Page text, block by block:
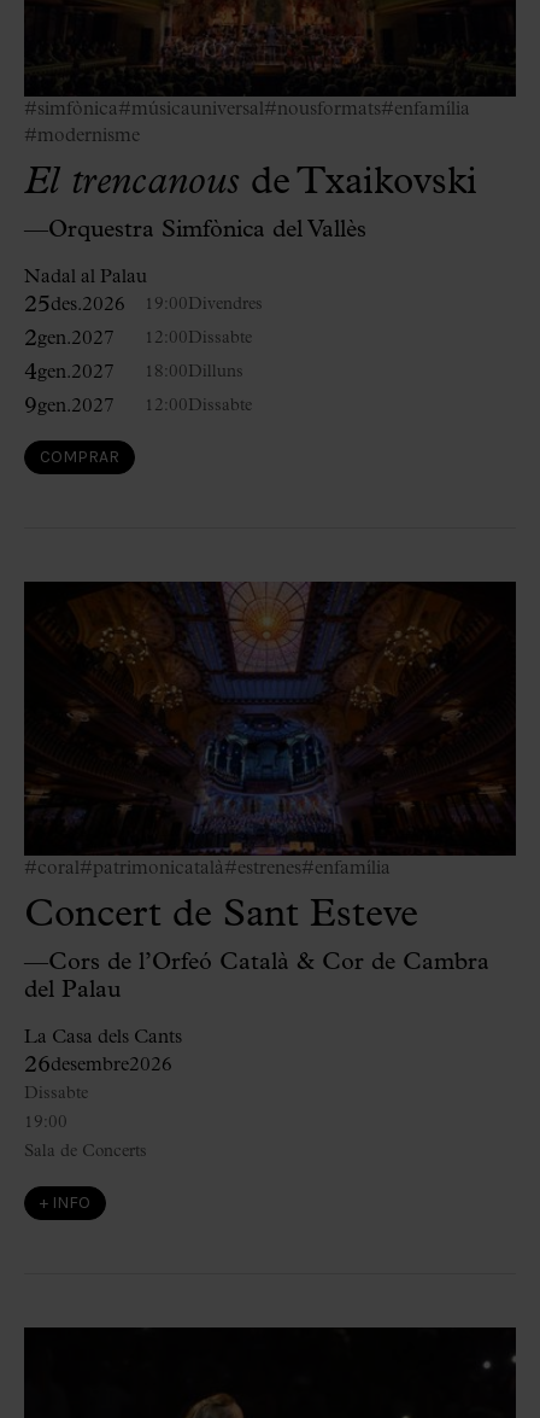
#simfònica#músicauniversal #nousformats#enfamília
#modernisme
El trencanous de Txaikovski
—Orquestra Simfònica del Vallès
Nadal al Palau
25des.2026 19:00Divendres
2gen.2027 12:00Dissabte
4gen.2027 18:00Dilluns
9gen.2027 12:00Dissabte
COMPRAR
#coral#patrimonicatalà#estrenes#enfamília
Concert de Sant Esteve
—Cors de l’Orfeó Català & Cor de Cambra
del Palau
La Casa dels Cants
26desembre2026
19:00
Dissabte
Sala de Concerts
+ INFO